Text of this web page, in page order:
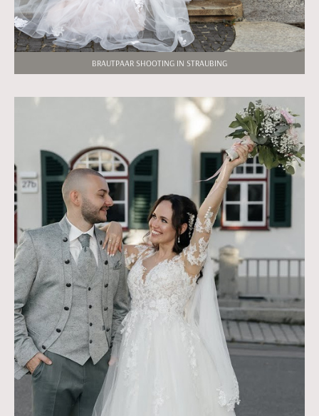
BRAUTPAAR SHOOTING IN STRAUBING